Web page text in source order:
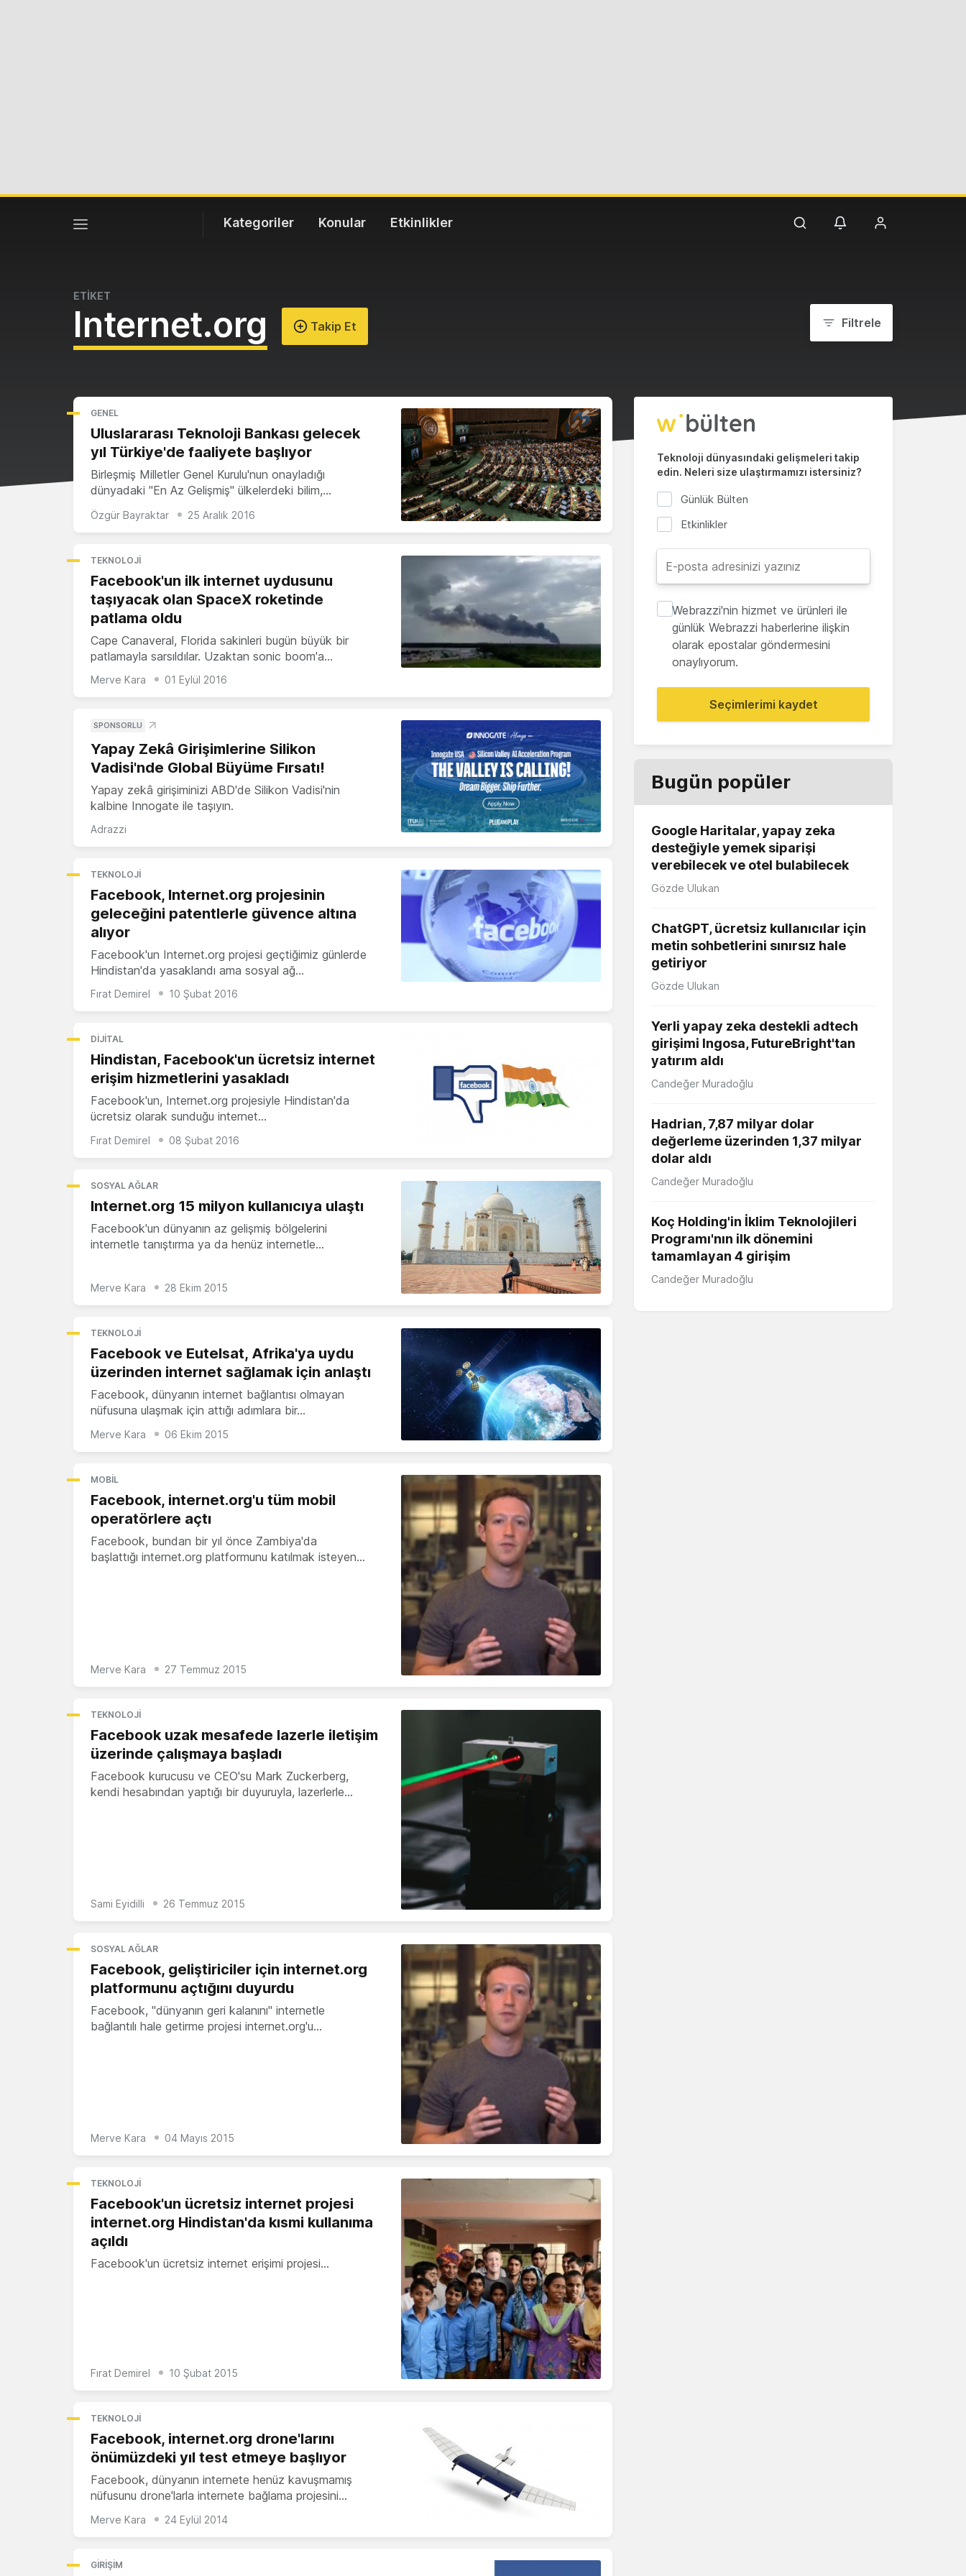
Kategoriler Konular Etkinlikler
ETİKET
Internet.org Takip Et Filtrele
GENEL
Uluslararası Teknoloji Bankası gelecek
yıl Türkiye'de faaliyete başlıyor
Birleşmiş Milletler Genel Kurulu'nun onayladığı
dünyadaki ''En Az Gelişmiş'' ülkelerdeki bilim,…
Özgür Bayraktar 25 Aralık 2016
TEKNOLOJI
Facebook'un ilk internet uydusunu
taşıyacak olan SpaceX roketinde
patlama oldu
Cape Canaveral, Florida sakinleri bugün büyük bir
patlamayla sarsıldılar. Uzaktan sonic boom'a…
Merve Kara 01 Eylül 2016
SPONSORLU
Yapay Zekâ Girişimlerine Silikon
Vadisi'nde Global Büyüme Fırsatı!
Yapay zekâ girişiminizi ABD'de Silikon Vadisi'nin
kalbine Innogate ile taşıyın.
Adrazzi
TEKNOLOJI
Facebook, Internet.org projesinin
geleceğini patentlerle güvence altına
alıyor
Facebook'un Internet.org projesi geçtiğimiz günlerde
Hindistan'da yasaklandı ama sosyal ağ…
Fırat Demirel 10 Şubat 2016
DIJITAL
Hindistan, Facebook'un ücretsiz internet
erişim hizmetlerini yasakladı
Facebook'un, Internet.org projesiyle Hindistan'da
ücretsiz olarak sunduğu internet…
Fırat Demirel 08 Şubat 2016
SOSYAL AĞLAR
Internet.org 15 milyon kullanıcıya ulaştı
Facebook'un dünyanın az gelişmiş bölgelerini
internetle tanıştırma ya da henüz internetle…
Merve Kara 28 Ekim 2015
TEKNOLOJI
Facebook ve Eutelsat, Afrika'ya uydu
üzerinden internet sağlamak için anlaştı
Facebook, dünyanın internet bağlantısı olmayan
nüfusuna ulaşmak için attığı adımlara bir…
Merve Kara 06 Ekim 2015
MOBIL
Facebook, internet.org'u tüm mobil
operatörlere açtı
Facebook, bundan bir yıl önce Zambiya'da
başlattığı internet.org platformunu katılmak isteyen…
Merve Kara 27 Temmuz 2015
TEKNOLOJI
Facebook uzak mesafede lazerle iletişim
üzerinde çalışmaya başladı
Facebook kurucusu ve CEO'su Mark Zuckerberg,
kendi hesabından yaptığı bir duyuruyla, lazerlerle…
Sami Eyidilli 26 Temmuz 2015
SOSYAL AĞLAR
Facebook, geliştiriciler için internet.org
platformunu açtığını duyurdu
Facebook, "dünyanın geri kalanını" internetle
bağlantılı hale getirme projesi internet.org'u…
Merve Kara 04 Mayıs 2015
TEKNOLOJI
Facebook'un ücretsiz internet projesi
internet.org Hindistan'da kısmi kullanıma
açıldı
Facebook'un ücretsiz internet erişimi projesi…
Fırat Demirel 10 Şubat 2015
TEKNOLOJI
Facebook, internet.org drone'larını
önümüzdeki yıl test etmeye başlıyor
Facebook, dünyanın internete henüz kavuşmamış
nüfusunu drone'larla internete bağlama projesini…
Merve Kara 24 Eylül 2014
GIRIŞIM
Teknoloji dünyasındaki gelişmeleri takip
edin. Neleri size ulaştırmamızı istersiniz?
Günlük Bülten
Etkinlikler
Webrazzi'nin hizmet ve ürünleri ile
günlük Webrazzi haberlerine ilişkin
olarak epostalar göndermesini
onaylıyorum.
Seçimlerimi kaydet
Bugün popüler
Google Haritalar, yapay zeka
desteğiyle yemek siparişi
verebilecek ve otel bulabilecek
Gözde Ulukan
ChatGPT, ücretsiz kullanıcılar için
metin sohbetlerini sınırsız hale
getiriyor
Gözde Ulukan
Yerli yapay zeka destekli adtech
girişimi Ingosa, FutureBright'tan
yatırım aldı
Candeğer Muradoğlu
Hadrian, 7,87 milyar dolar
değerleme üzerinden 1,37 milyar
dolar aldı
Candeğer Muradoğlu
Koç Holding'in İklim Teknolojileri
Programı'nın ilk dönemini
tamamlayan 4 girişim
Candeğer Muradoğlu